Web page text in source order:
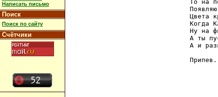
Написать письмо
Поиск
Поиск по сайту
Счётчики
То на
Цвета
Когда
Ну на
А ты
А и